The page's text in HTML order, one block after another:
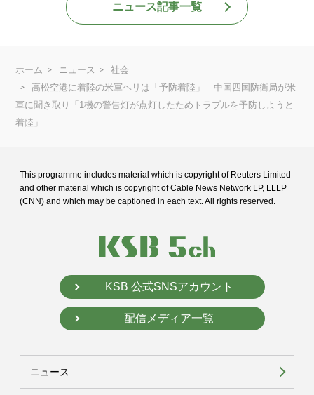
ニュース記事一覧
ホーム ニュース
社会
高松空港に着陸の米軍ヘリは「予防着陸」 中国四国防衛局が米
軍に聞き取り「1機の警告灯が点灯したためトラブルを予防しようと
着陸」
This programme includes material which is copyright of Reuters Limited
and other material which is copyright of Cable News Network LP, LLLP
(CNN) and which may be captioned in each text. All rights reserved.
KSB 公式SNSアカウント
配信メディア一覧
ニュース